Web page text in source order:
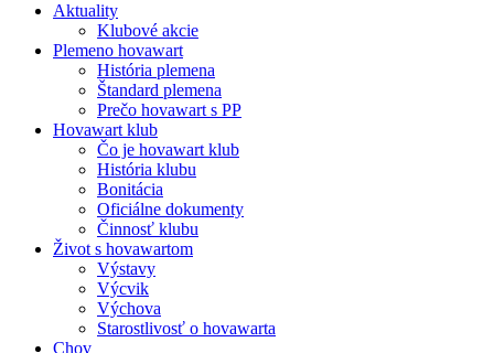
Aktuality
Klubové akcie
Plemeno hovawart
História plemena
Štandard plemena
Prečo hovawart s PP
Hovawart klub
Čo je hovawart klub
História klubu
Bonitácia
Oficiálne dokumenty
Činnosť klubu
Život s hovawartom
Výstavy
Výcvik
Výchova
Starostlivosť o hovawarta
Chov